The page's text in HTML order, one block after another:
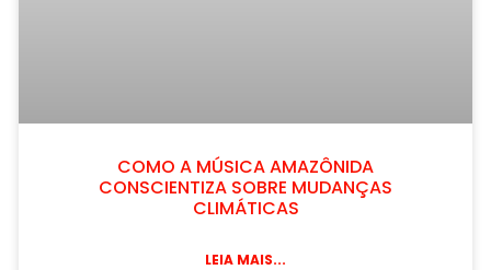
COMO A MÚSICA AMAZÔNIDA
CONSCIENTIZA SOBRE MUDANÇAS
CLIMÁTICAS
LEIA MAIS...